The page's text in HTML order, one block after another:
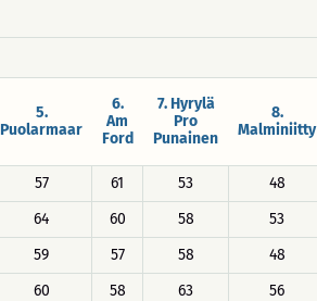
5.
Puolarmaar
6.
Am
Ford
7. Hyrylä
Pro
Punainen
8.
Malminiitty
57 61 53 48
64 60 58 53
59 57 58 48
60 58 63 56